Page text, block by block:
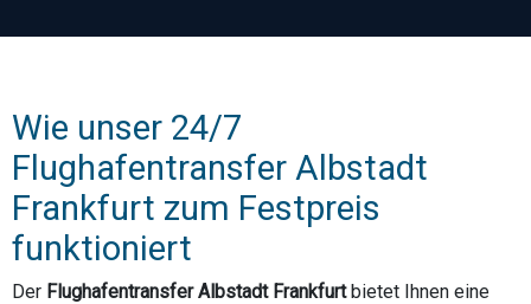
Wie unser 24/7
Flughafentransfer Albstadt
Frankfurt zum Festpreis
funktioniert
Der Flughafentransfer Albstadt Frankfurtbietet Ihnen eine